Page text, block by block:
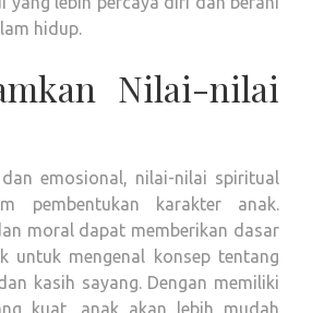
hidup.
Nilai-nilai
emosional, nilai-nilai spiritual
pembentukan karakter anak.
moral dapat memberikan dasar
untuk mengenal konsep tentang
kasih sayang. Dengan memiliki
kuat, anak akan lebih mudah